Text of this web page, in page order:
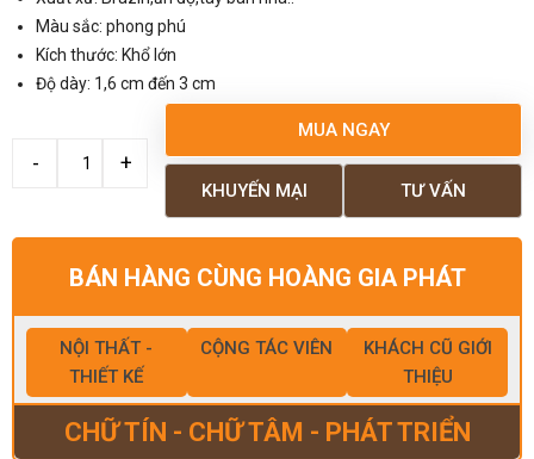
Màu sắc: phong phú
Kích thước: Khổ lớn
Độ dày: 1,6 cm đến 3 cm
MUA NGAY
TƯ VẤN
KHUYẾN MẠI
BÁN HÀNG CÙNG HOÀNG GIA PHÁT
NỘI THẤT -
THIẾT KẾ
CỘNG TÁC VIÊN
KHÁCH CŨ GIỚI
THIỆU
CHỮ TÍN - CHỮ TÂM - PHÁT TRIỂN